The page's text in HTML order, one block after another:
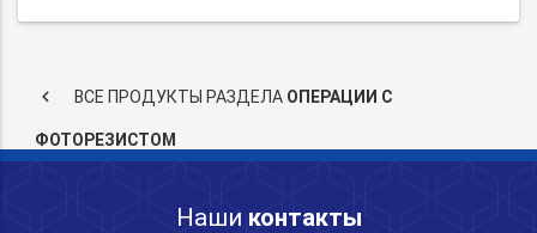
keyboard_arrow_left ВСЕ ПРОДУКТЫ РАЗДЕЛА ОПЕРАЦИИ С
ФОТОРЕЗИСТОМ
Наши контакты